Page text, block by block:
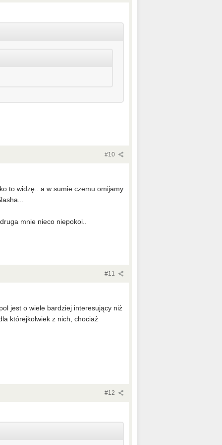
#10
to widzę.. a w sumie czemu omijamy
mnie nieco niepokoi..
#11
jest o wiele bardziej interesujący niż
którejkolwiek z nich, chociaż
#12